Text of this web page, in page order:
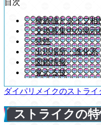
目次
種族値とタイプ相
交換募集中の掲示
特性
出現場所・進化系
図鑑情報
覚える技
ダイパリメイクのストライ
ストライクの